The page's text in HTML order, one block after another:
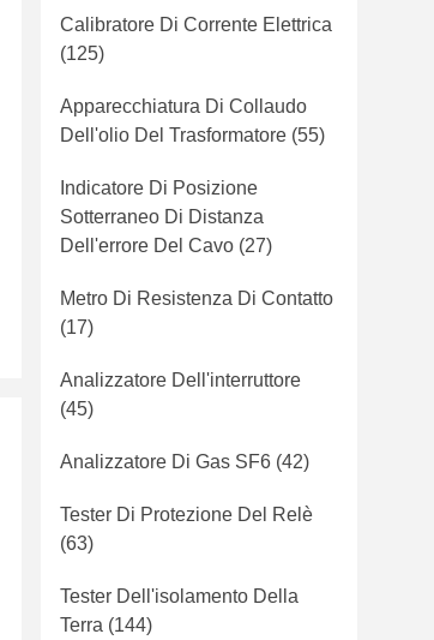
Calibratore Di Corrente Elettrica
(125)
Apparecchiatura Di Collaudo
Dell'olio Del Trasformatore (55)
Indicatore Di Posizione
Sotterraneo Di Distanza
Dell'errore Del Cavo (27)
Metro Di Resistenza Di Contatto
(17)
Analizzatore Dell'interruttore
(45)
Analizzatore Di Gas SF6 (42)
Tester Di Protezione Del Relè
(63)
Tester Dell'isolamento Della
Terra (144)